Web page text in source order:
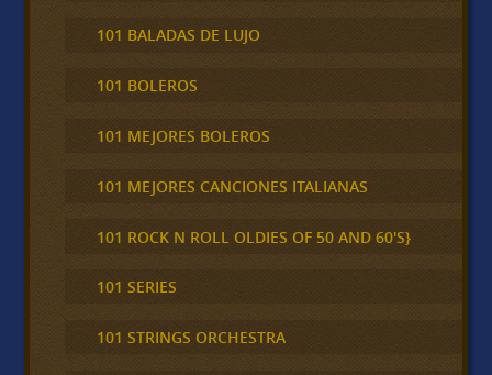
101 BALADAS DE LUJO
101 BOLEROS
101 MEJORES BOLEROS
101 MEJORES CANCIONES ITALIANAS
101 ROCK N ROLL OLDIES OF 50 AND 60'S}
101 SERIES
101 STRINGS ORCHESTRA